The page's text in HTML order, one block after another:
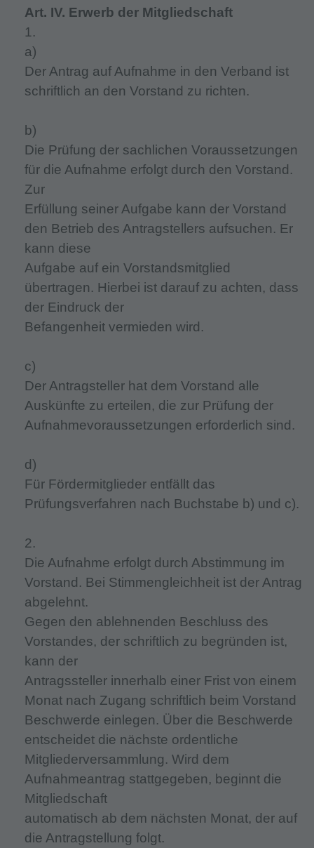
Art. IV. Erwerb der Mitgliedschaft
1.
a)
Der Antrag auf Aufnahme in den Verband ist
schriftlich an den Vorstand zu richten.
b)
Die Prüfung der sachlichen Voraussetzungen
für die Aufnahme erfolgt durch den Vorstand.
Zur
Erfüllung seiner Aufgabe kann der Vorstand
den Betrieb des Antragstellers aufsuchen. Er
kann diese
Aufgabe auf ein Vorstandsmitglied
übertragen. Hierbei ist darauf zu achten, dass
der Eindruck der
Befangenheit vermieden wird.
c)
Der Antragsteller hat dem Vorstand alle
Auskünfte zu erteilen, die zur Prüfung der
Aufnahmevoraussetzungen erforderlich sind.
d)
Für Fördermitglieder entfällt das
Prüfungsverfahren nach Buchstabe b) und c).
2.
Die Aufnahme erfolgt durch Abstimmung im
Vorstand. Bei Stimmengleichheit ist der Antrag
abgelehnt.
Gegen den ablehnenden Beschluss des
Vorstandes, der schriftlich zu begründen ist,
kann der
Antragssteller innerhalb einer Frist von einem
Monat nach Zugang schriftlich beim Vorstand
Beschwerde einlegen. Über die Beschwerde
entscheidet die nächste ordentliche
Mitgliederversammlung. Wird dem
Aufnahmeantrag stattgegeben, beginnt die
Mitgliedschaft
automatisch ab dem nächsten Monat, der auf
die Antragstellung folgt.